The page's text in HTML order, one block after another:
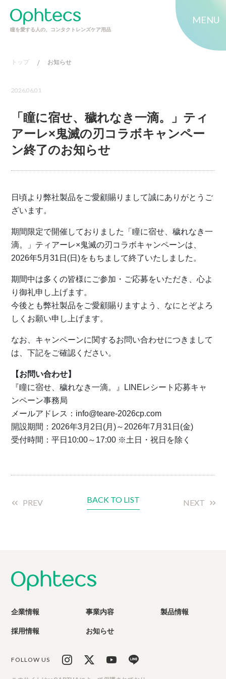
瞳を愛する人の、コンタクトレンズケア用品
MENU
トップ / お知らせ
2026.06.01
「瞳に宿せ、穢れなき一滴。」ティ
アーレ×鬼滅の刃コラボキャンペー
ン終了のお知らせ
日頃より弊社製品をご愛顧賜りまして誠にありがとうご
ざいます。
期間限定で開催しておりました「瞳に宿せ、穢れなき一
滴。」ティアーレ×鬼滅の刃コラボキャンペーンは、
2026年5月31日(日)をもちまして終了いたしました。
期間中は多くの皆様にご参加・ご応募をいただき、心よ
り御礼申し上げます。
今後とも弊社製品をご愛顧賜りますよう、なにとぞよろ
しくお願い申し上げます。
なお、キャンペーンに関するお問い合わせにつきまして
は、下記をご確認ください。
【お問い合わせ】
『瞳に宿せ、穢れなき一滴。』LINEレシート応募キャ
ンペーン事務局
メールアドレス：info@teare-2026cp.com
開設期間：2026年3月2日(月)～2026年7月31日(金)
受付時間：平日10:00～17:00 ※土日・祝日を除く
PREV BACK TO LIST NEXT
企業情報 事業内容 製品情報
採用情報 お知らせ
FOLLOW US